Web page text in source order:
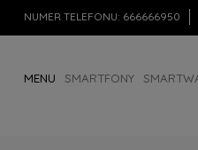
NUMER TELEFONU: 666666950
MENU SMARTFONY